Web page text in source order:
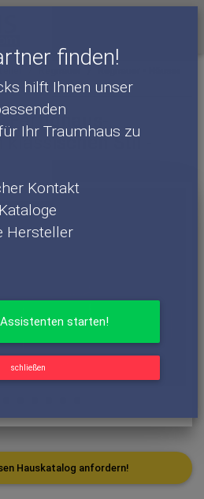
finden!
hilft Ihnen unser
Ihr Traumhaus zu
Kontakt
Hersteller
starten!
schließen
Fertighaus-
klassischen Stil -
Hauskatalog anfordern!